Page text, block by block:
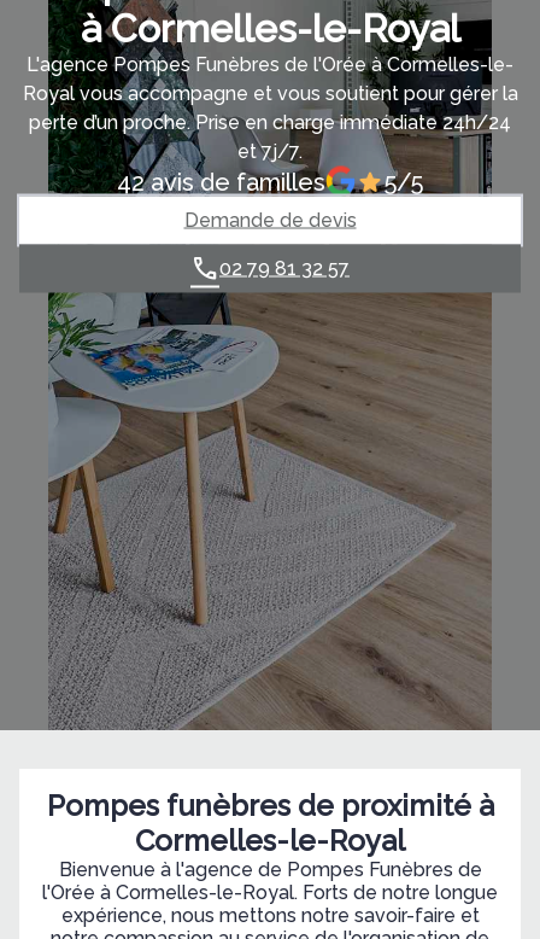
à Cormelles-le-Royal
L'agence Pompes Funèbres de l'Orée à Cormelles-le-
Royal vous accompagne et vous soutient pour gérer la
perte d’un proche. Prise en charge immédiate 24h/24
et 7j/7.
42 avis de familles 5/5
Demande de devis
02 79 81 32 57
Pompes funèbres de proximité à
Cormelles-le-Royal
Bienvenue à l'agence de Pompes Funèbres de
l'Orée à Cormelles-le-Royal. Forts de notre longue
expérience, nous mettons notre savoir-faire et